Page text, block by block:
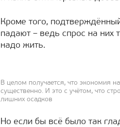
Кроме того,
падают – ведь спрос на них
надо жить.
В целом получается, что экономия
существенно. И это с учётом, что
лишних осадков
Но если бы всё было так